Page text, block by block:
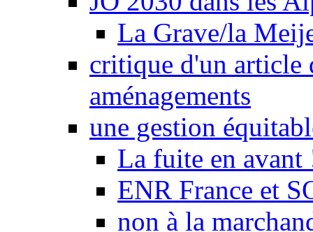
La Grave/la
critique d'un article
aménagements
une gestion
La fuite en avant
ENR France et
non à la